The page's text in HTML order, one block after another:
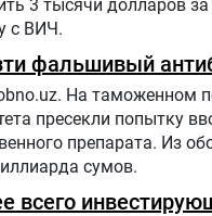
3 тысячи долларов
с ВИЧ.
фальшивый
На таможенном
пресекли попытку
препарата. Из
сумов.
всего